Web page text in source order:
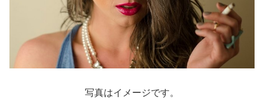
写真はイメージです。